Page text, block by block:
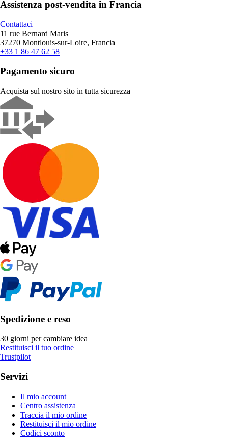
Assistenza post-vendita in Francia
Contattaci
11 rue Bernard Maris
37270 Montlouis-sur-Loire, Francia
+33 1 86 47 62 58
Pagamento sicuro
Acquista sul nostro sito in tutta sicurezza
Spedizione e reso
30 giorni per cambiare idea
Restituisci il tuo ordine
Trustpilot
Servizi
Il mio account
Centro assistenza
Traccia il mio ordine
Restituisci il mio ordine
Codici sconto